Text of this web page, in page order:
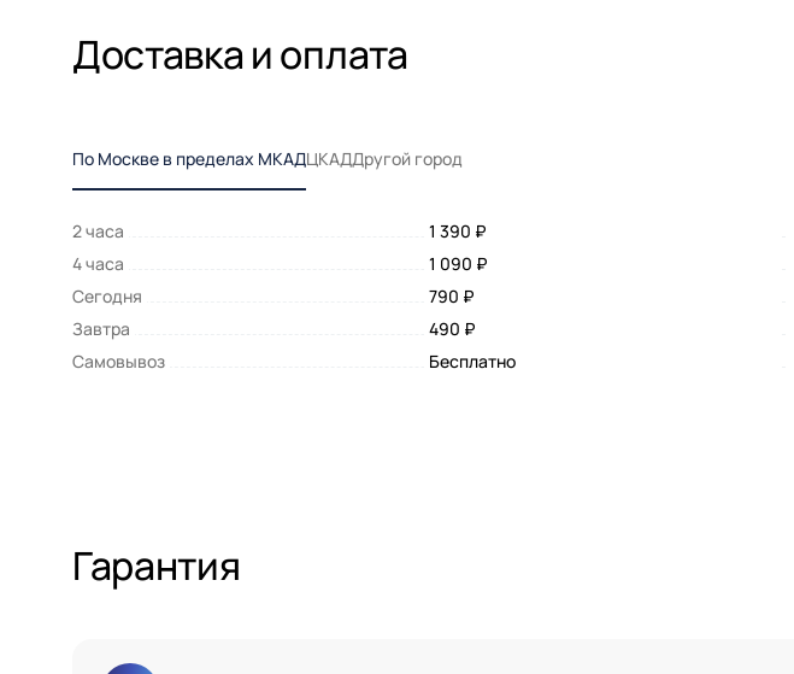
Доставка и оплата
По Москве в пределах МКАДЦКАДДругой город
2 часа
1 390 ₽
4 часа
1 090 ₽
Сегодня
790 ₽
Завтра
490 ₽
Самовывоз
Бесплатно
Гарантия